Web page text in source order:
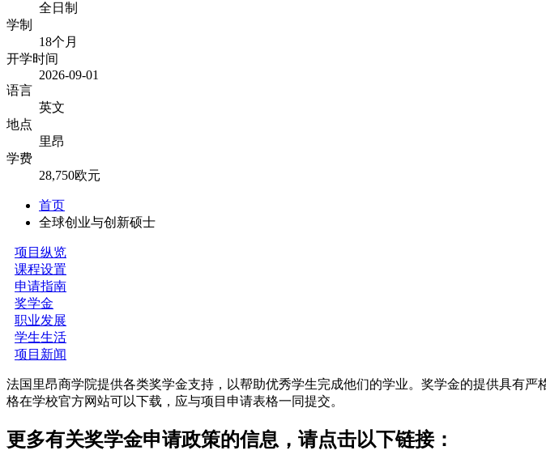
全日制
学制
18个月
开学时间
2026-09-01
语言
英文
地点
里昂
学费
28,750欧元
首页
全球创业与创新硕士
项目纵览
课程设置
申请指南
奖学金
职业发展
学生生活
项目新闻
法国里昂商学院提供各类奖学金支持，以帮助优秀学生完成他们的学业。奖学金的提供具有
格在学校官方网站可以下载，应与项目申请表格一同提交。
更多有关奖学金申请政策的信息，请点击以下链接：